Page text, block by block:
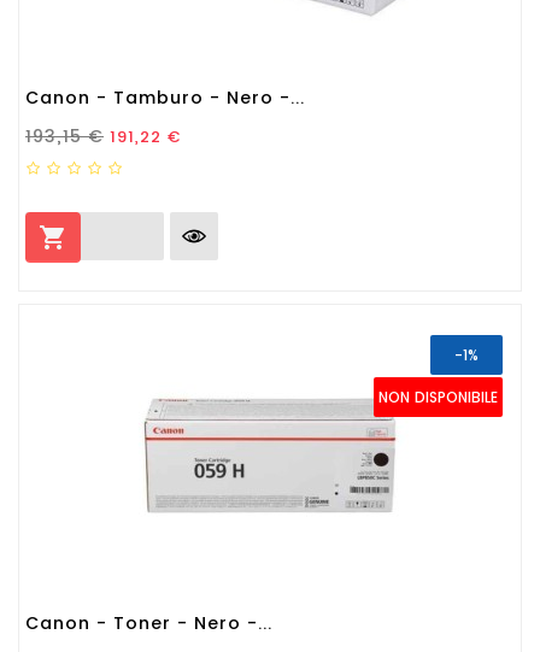
Canon - Tamburo - Nero -...
Prezzo Standard
193,15 € Prezzo
191,22 €

NON DISPONIBILE
-1%
Canon - Toner - Nero -...